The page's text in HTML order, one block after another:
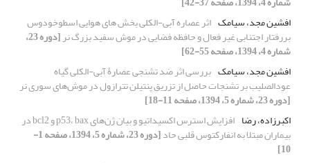
افشین مجد، سیامک اثر عصاره آبی-الکلی بخش های هوایی اسطوخودوس
بررفتار اجتنابی غیر فعال و حافظه فضایی در موش سفید بزرگ نر [دوره 23،
شماره 4، 1394، صفحه 55-62]
افشین مجد، سیامک بررسی اثر ضد تشنجی عصارۀ آبی-الکلی گیاه
عودالصلیب بر تشنجات حاصل از تزریق پنتیلن تترازول در موش‌های سوری نر
[دوره 23، شماره 5، 1394، صفحه 11-18]
اکبرزاده، رضا
افزایش استرس اکسیداتیو و بیان ژن‌های p53، bax و bcl2 در
بیماران مبتلا به انفارکتوس قلبی حاد [دوره 23، شماره 5، 1394، صفحه 1-
10]